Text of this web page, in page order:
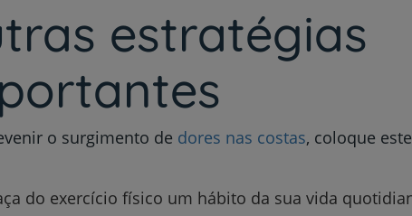
estratégias
o surgimento de dores nas costas, coloque
do exercício físico um hábito da sua vida